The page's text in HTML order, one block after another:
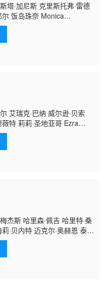
塔·加尼斯 克里斯托弗·雷德
尔 饭岛珠奈 Monica
Paulino Partida Bruce
Knight 莱蒂齐娅·莱查
艾瑞克·巴纳 威尔逊·贝索
特 莉莉·圣地亚哥 Ezra
尔 Ezra Wilson Omi
乔·霍尔特 尼古拉·科雷
Jewel Hughes 扎克·圣蒂亚
杰斯 哈里森·佩吉 哈里特·桑
·贝内特 迈克尔·奥赫恩 泰勒·
泰克尔 克雷格·卡科夫斯
Peter Ivanov 马克·史密